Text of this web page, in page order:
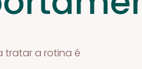
tratar a rotina é